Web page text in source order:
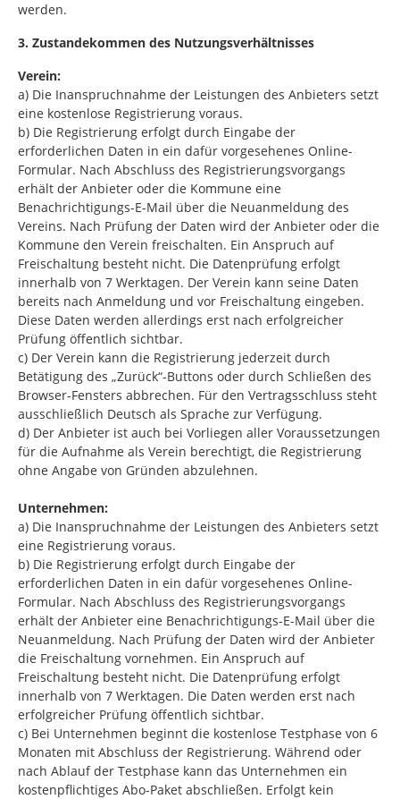
werden.
3. Zustandekommen des Nutzungsverhältnisses
Verein:
a) Die Inanspruchnahme der Leistungen des Anbieters setzt
eine kostenlose Registrierung voraus.
b) Die Registrierung erfolgt durch Eingabe der
erforderlichen Daten in ein dafür vorgesehenes Online-
Formular. Nach Abschluss des Registrierungsvorgangs
erhält der Anbieter oder die Kommune eine
Benachrichtigungs-E-Mail über die Neuanmeldung des
Vereins. Nach Prüfung der Daten wird der Anbieter oder die
Kommune den Verein freischalten. Ein Anspruch auf
Freischaltung besteht nicht. Die Datenprüfung erfolgt
innerhalb von 7 Werktagen. Der Verein kann seine Daten
bereits nach Anmeldung und vor Freischaltung eingeben.
Diese Daten werden allerdings erst nach erfolgreicher
Prüfung öffentlich sichtbar.
c) Der Verein kann die Registrierung jederzeit durch
Betätigung des „Zurück“-Buttons oder durch Schließen des
Browser-Fensters abbrechen. Für den Vertragsschluss steht
ausschließlich Deutsch als Sprache zur Verfügung.
d) Der Anbieter ist auch bei Vorliegen aller Voraussetzungen
für die Aufnahme als Verein berechtigt, die Registrierung
ohne Angabe von Gründen abzulehnen.
Unternehmen:
a) Die Inanspruchnahme der Leistungen des Anbieters setzt
eine Registrierung voraus.
b) Die Registrierung erfolgt durch Eingabe der
erforderlichen Daten in ein dafür vorgesehenes Online-
Formular. Nach Abschluss des Registrierungsvorgangs
erhält der Anbieter eine Benachrichtigungs-E-Mail über die
Neuanmeldung. Nach Prüfung der Daten wird der Anbieter
die Freischaltung vornehmen. Ein Anspruch auf
Freischaltung besteht nicht. Die Datenprüfung erfolgt
innerhalb von 7 Werktagen. Die Daten werden erst nach
erfolgreicher Prüfung öffentlich sichtbar.
c) Bei Unternehmen beginnt die kostenlose Testphase von 6
Monaten mit Abschluss der Registrierung. Während oder
nach Ablauf der Testphase kann das Unternehmen ein
kostenpflichtiges Abo-Paket abschließen. Erfolgt kein